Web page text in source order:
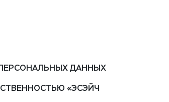
ДАННЫХ
«ЭСЭЙЧ